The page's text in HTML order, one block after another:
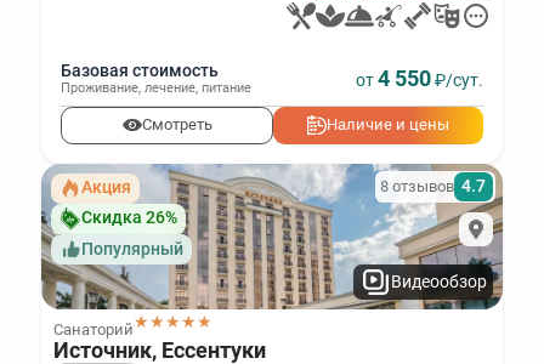
Базовая стоимость
Проживание, лечение, питание от4 550₽/сут.
Смотреть Наличие и цены
Акция
Скидка 26%
Популярный
Видеообзор
Санаторий★★★★★
8 отзывов 4.7
Источник, Ессентуки